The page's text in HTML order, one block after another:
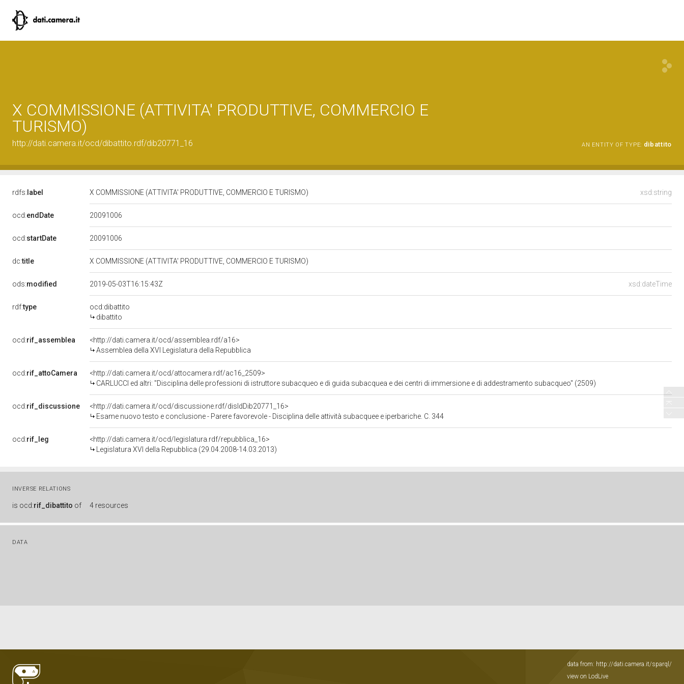
X COMMISSIONE (ATTIVITA' PRODUTTIVE, COMMERCIO E
TURISMO)
http://dati.camera.it/ocd/dibattito.rdf/dib20771_16 AN ENTITY OF TYPE: dibattito
rdfs: label xsd:string
X COMMISSIONE (ATTIVITA' PRODUTTIVE, COMMERCIO E TURISMO)
ocd:endDate 20091006
ocd:startDate 20091006
dc:title X COMMISSIONE (ATTIVITA' PRODUTTIVE, COMMERCIO E TURISMO)
ods:modified xsd:dateTime
2019-05-03T16:15:43Z
rdf:type
ocd:dibattito
dibattito
ocd:rif_assemblea
<http://dati.camera.it/ocd/assemblea.rdf/a16>
Assemblea della XVI Legislatura della Repubblica
ocd:rif_attoCamera
<http://dati.camera.it/ocd/attocamera.rdf/ac16_2509>
CARLUCCI ed altri: "Disciplina delle professioni di istruttore subacqueo e di guida subacquea e dei centri di immersione e di addestramento subacqueo" (2509)
ocd:rif_discussione
<http://dati.camera.it/ocd/discussione.rdf/disIdDib20771_16>
Esame nuovo testo e conclusione - Parere favorevole - Disciplina delle attività subacquee e iperbariche. C. 344
ocd:rif_leg
<http://dati.camera.it/ocd/legislatura.rdf/repubblica_16>
Legislatura XVI della Repubblica (29.04.2008-14.03.2013)
INVERSE RELATIONS
is ocd:rif_dibattito of 4 resources
DATA
data from: http://dati.camera.it/sparql/
view on LodLive